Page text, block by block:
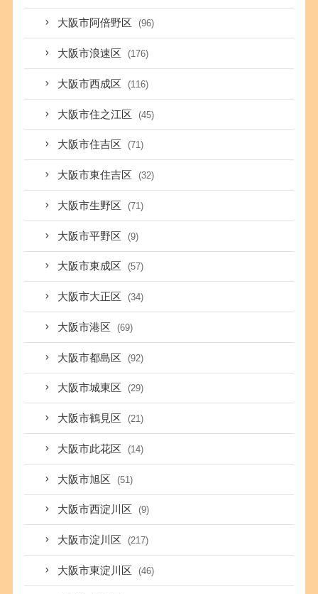
大阪市阿倍野区 (96)
大阪市浪速区 (176)
大阪市西成区 (116)
大阪市住之江区 (45)
大阪市住吉区 (71)
大阪市東住吉区 (32)
大阪市生野区 (71)
大阪市平野区 (9)
大阪市東成区 (57)
大阪市大正区 (34)
大阪市港区 (69)
大阪市都島区 (92)
大阪市城東区 (29)
大阪市鶴見区 (21)
大阪市此花区 (14)
大阪市旭区 (51)
大阪市西淀川区 (9)
大阪市淀川区 (217)
大阪市東淀川区 (46)